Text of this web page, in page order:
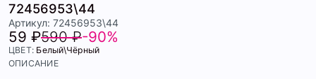
72456953\44
Артикул: 72456953\44
59 ₽590 ₽-90%
ЦВЕТ: Белый\Чёрный
ОПИСАНИЕ